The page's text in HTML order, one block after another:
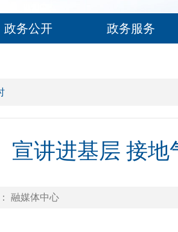
政务公开 政务服务
宣讲进基层 接地
融媒体中心